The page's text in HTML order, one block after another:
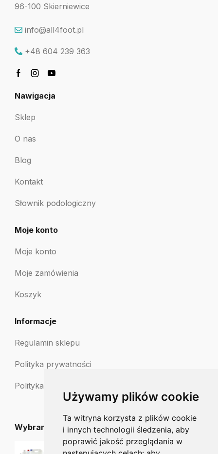
Używamy plików cookie
Ta witryna korzysta z plików cookie
i innych technologii śledzenia, aby
poprawić jakość przeglądania w
96-100 Skierniewice
info@all4foot.pl
+48 604 239 363
Nawigacja
Sklep
O nas
Blog
Kontakt
Słownik podologiczny
Moje konto
Moje konto
Moje zamówienia
Koszyk
Informacje
Regulamin sklepu
Polityka prywatności
Polityka zwrotów
Wybrane dla Ciebie